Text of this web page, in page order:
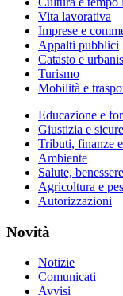
Vita lavorativa
Imprese e
Appalti pubblici
Catasto e
Turismo
Mobilità e
Educazione e
Giustizia e
Tributi, finanze
Ambiente
Salute,
Agricoltura e
Autorizzazioni
Novità
Notizie
Comunicati
Avvisi